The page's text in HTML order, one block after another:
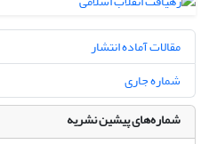
مقالات آماده انتشار
شماره جاری
شماره‌های پیشین نشریه